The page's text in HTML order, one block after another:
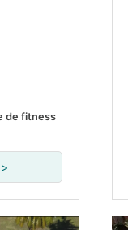
de fitness